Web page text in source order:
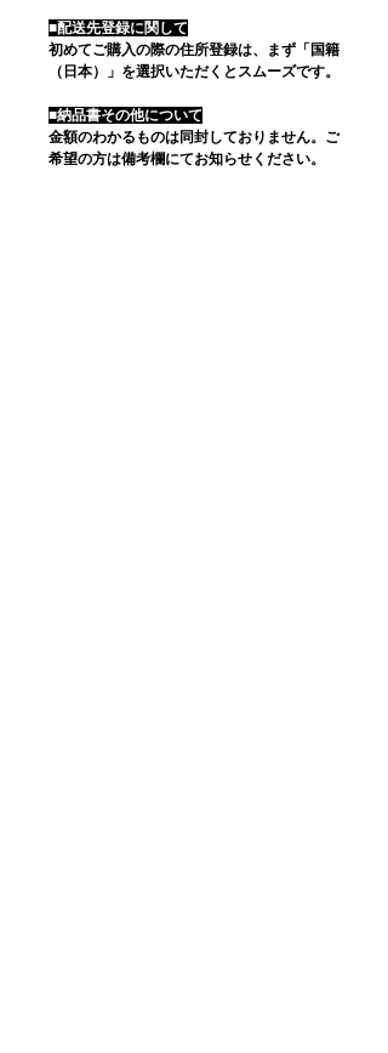
■配送先登録に関して
初めてご購入の際の住所登録は、まず「国籍
（日本）」を選択いただくとスムーズです。
■納品書その他について
金額のわかるものは同封しておりません。ご
希望の方は備考欄にてお知らせください。